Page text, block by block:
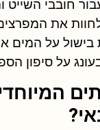
חובבי השייט
את
בישול על
על סיפון